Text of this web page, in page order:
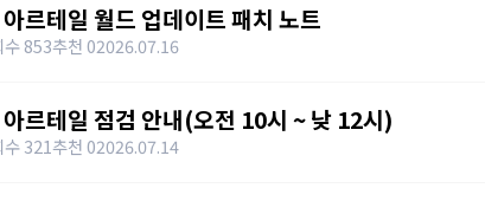
르테일 월드 업데이트 패치 노트
수 853추천 02026.07.16
르테일 점검 안내(오전 10시 ~ 낮 12시)
수 321추천 02026.07.14